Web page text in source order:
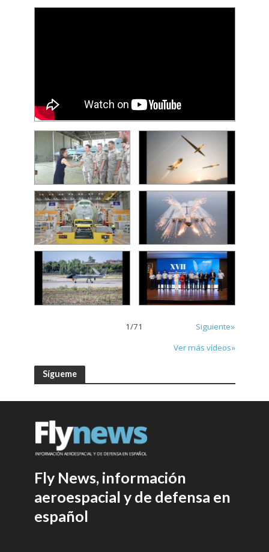
1/71
Siguiente»
Ver más vídeos»
Sígueme
Fly News, información
aeroespacial y de defensa en
español